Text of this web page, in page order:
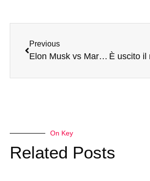
Previous
Elon Musk vs Mark Zuckerberg: la guerra dei social è appena cominciata. E la Cina ne approfitta
On Key
Related Posts